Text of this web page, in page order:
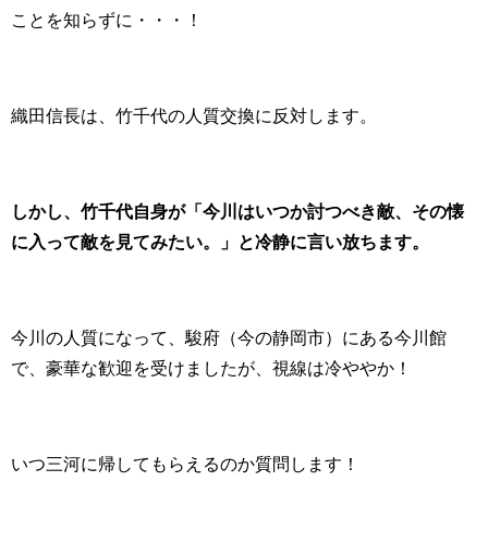
ことを知らずに・・・！
織田信長は、竹千代の人質交換に反対します。
しかし、竹千代自身が「今川はいつか討つべき敵、その懐
に入って敵を見てみたい。」と冷静に言い放ちます。
今川の人質になって、駿府（今の静岡市）にある今川館
で、豪華な歓迎を受けましたが、視線は冷ややか！
いつ三河に帰してもらえるのか質問します！